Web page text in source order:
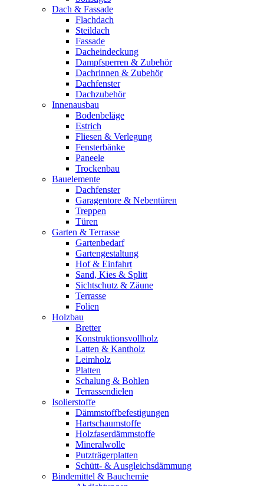
Dach & Fassade
Flachdach
Steildach
Fassade
Dacheindeckung
Dampfsperren & Zubehör
Dachrinnen & Zubehör
Dachfenster
Dachzubehör
Innenausbau
Bodenbeläge
Estrich
Fliesen & Verlegung
Fensterbänke
Paneele
Trockenbau
Bauelemente
Dachfenster
Garagentore & Nebentüren
Treppen
Türen
Garten & Terrasse
Gartenbedarf
Gartengestaltung
Hof & Einfahrt
Sand, Kies & Splitt
Sichtschutz & Zäune
Terrasse
Folien
Holzbau
Bretter
Konstruktionsvollholz
Latten & Kantholz
Leimholz
Platten
Schalung & Bohlen
Terrassendielen
Isolierstoffe
Dämmstoffbefestigungen
Hartschaumstoffe
Holzfaserdämmstoffe
Mineralwolle
Putzträgerplatten
Schütt- & Ausgleichsdämmung
Bindemittel & Bauchemie